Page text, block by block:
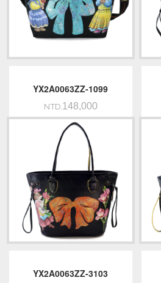
YX2A0063ZZ-1099
NTD.148,000
YX2A0063ZZ-3103